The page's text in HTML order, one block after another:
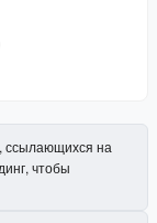
ссылающихся на
чтобы